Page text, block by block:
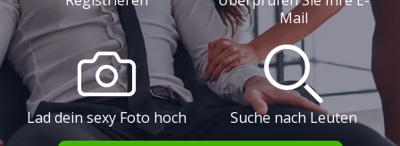
Mail
Lad dein sexy Foto hoch Suche nach Leuten